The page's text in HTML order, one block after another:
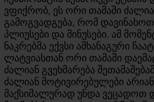
ვფიქრობ, ეს ორი თამაში
გამოგვადგება, რომ დავინახოთ
პლიუსები და მინუსები. ამ
ნაკრებმა ექვსი ამხანაგური
ლატვიასთან ორი თამაში
ძალიან გვეხმარება
ძალიან მოტივირებულები
მაქსიმალურად უნდა ვეცადოთ